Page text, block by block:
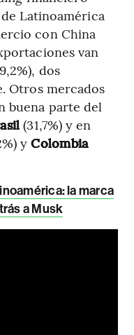
Latinoamérica
con China
van
dos
Otros mercados
buena parte del
(31,7%) y en
yColombia
la marca
a Musk